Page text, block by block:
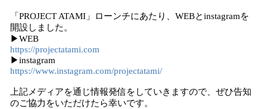
「PROJECT ATAMI」ローンチにあたり、WEBとinstagramを
開設しました。
▶WEB
https://projectatami.com
▶instagram
https://www.instagram.com/projectatami/
上記メディアを通じ情報発信をしていきますので、ぜひ告知
のご協力をいただけたら幸いです。